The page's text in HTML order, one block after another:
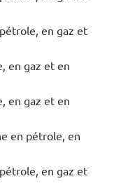
en gaz et
en gaz et en
en gaz et en
en pétrole, en
en gaz et